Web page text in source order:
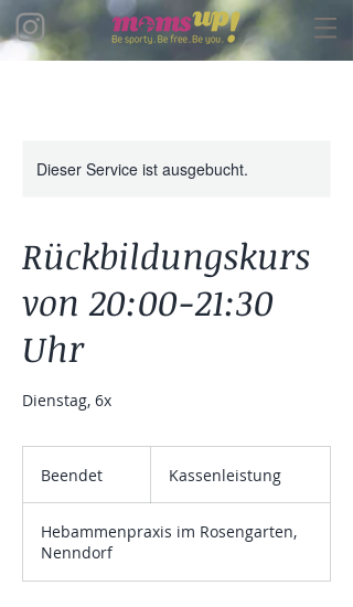
Dieser Service ist ausgebucht.
Rückbildungskurs
von 20:00-21:30
Uhr
Dienstag, 6x
Beendet
n
d
e
Kassenleistung
Hebammenpraxis im Rosengarten,
Nenndorf